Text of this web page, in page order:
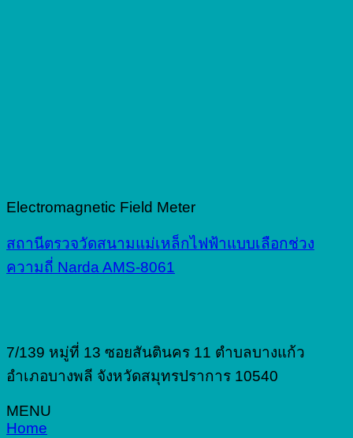
Electromagnetic Field Meter
สถานีตรวจวัดสนามแม่เหล็กไฟฟ้าแบบเลือกช่วง
ความถี่ Narda AMS-8061
7/139 หมู่ที่ 13 ซอยสันตินคร 11 ตำบลบางแก้ว
อำเภอบางพลี จังหวัดสมุทรปราการ 10540
MENU
Home